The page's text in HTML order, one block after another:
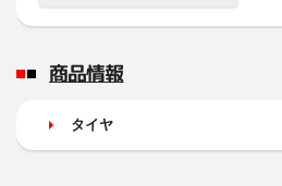
商品情報
タイヤ